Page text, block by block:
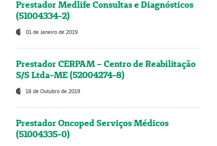
Prestador Medlife Consultas e Diagnósticos
(51004334-2)
01 de Janeiro de 2019
Prestador CERPAM – Centro de Reabilitação
S/S Ltda-ME (52004274-8)
18 de Outubro de 2019
Prestador Oncoped Serviços Médicos
(51004335-0)